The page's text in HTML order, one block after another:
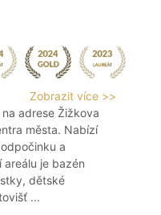
Zobrazit více >>
adrese Žižkova
města. Nabízí
a
je bazén
dětské
...